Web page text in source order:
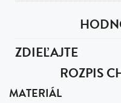
ZDIEĽAJTE
ROZPIS
MATERIÁL